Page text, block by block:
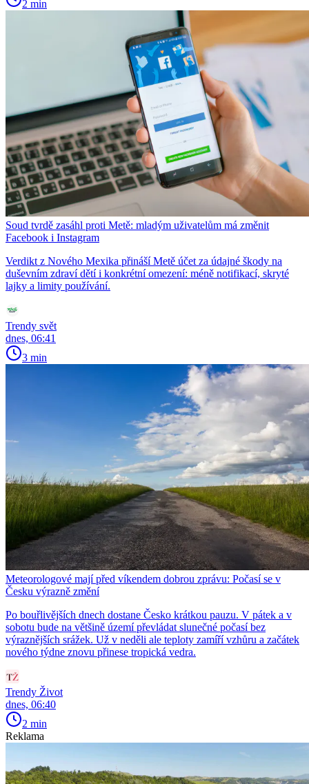
2 min
Soud tvrdě zasáhl proti Metě: mladým uživatelům má změnit
Facebook i Instagram
Verdikt z Nového Mexika přináší Metě účet za údajné škody na
duševním zdraví dětí i konkrétní omezení: méně notifikací, skryté
lajky a limity používání.
Trendy svět
dnes, 06:41
3 min
Meteorologové mají před víkendem dobrou zprávu: Počasí se v
Česku výrazně změní
Po bouřlivějších dnech dostane Česko krátkou pauzu. V pátek a v
sobotu bude na většině území převládat slunečné počasí bez
výraznějších srážek. Už v neděli ale teploty zamíří vzhůru a začátek
nového týdne znovu přinese tropická vedra.
Trendy Život
dnes, 06:40
2 min
Reklama